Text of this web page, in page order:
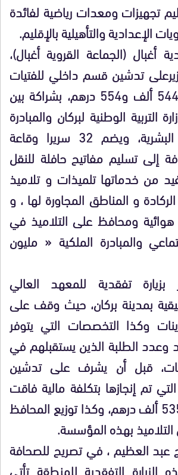
تجهيزات ومعدات رياضية لفائدة
الإعدادية والتأهيلية بالإقليم.
أغبال (الجماعة القروية أغبال)،
تدشين قسم داخلي للفتيات
تم إنجازه بكلفة 544 ألف و554 درهم، بشراكة بين
التربية الوطنية لبركان والمبادرة
الوطنية للتنمية البشرية، ويضم 32 سريرا وقاعة
إلى تسليم مفاتيح حافلة للنقل
من خدماتها تلميذات و تلاميذ
و المناطق المجاورة لها ، و
هوائية ومحافظ على التلاميذ في
والمبادرة الملكية « مليون
بزيارة تفقدية للمعهد العالي
بمدينة بركان، حيث وقف على
وكذا التخصصات التي يتوفر
وعدد الطلبة الذين يستقبلهم في
قبل أن يشرف على تدشين
مدرسة لهبيل 2 التي تم إنجازها بتكلفة مالية فاقت
خمسة ملايين و535 ألف درهم، وكذا توزيع المحافظ
بهذه المؤسسة.
عبد العظيم ، في تصريح للصحافة